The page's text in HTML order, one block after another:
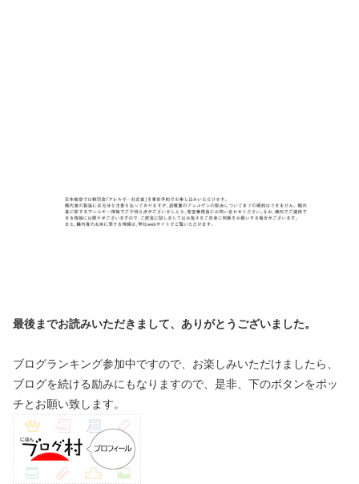
最後までお読みいただきまして、ありがとうございました。
ブログランキング参加中ですので、お楽しみいただけましたら、
ブログを続ける励みにもなりますので、是非、下のボタンをポッ
チとお願い致します。